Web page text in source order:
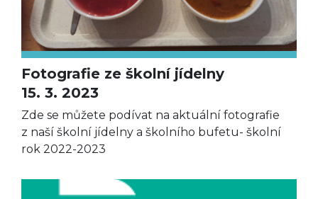
Fotografie ze školní jídelny
15. 3. 2023
Zde se můžete podívat na aktuální fotografie
z naší školní jídelny a školního bufetu- školní
rok 2022-2023